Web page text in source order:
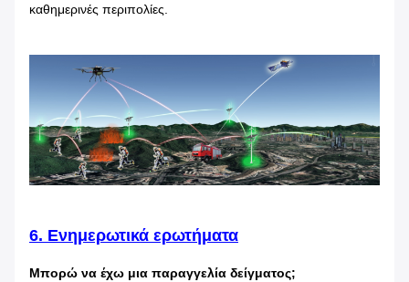
καθημερινές περιπολίες.
6. Ενημερωτικά ερωτήματα
Μπορώ να έχω μια παραγγελία δείγματος;